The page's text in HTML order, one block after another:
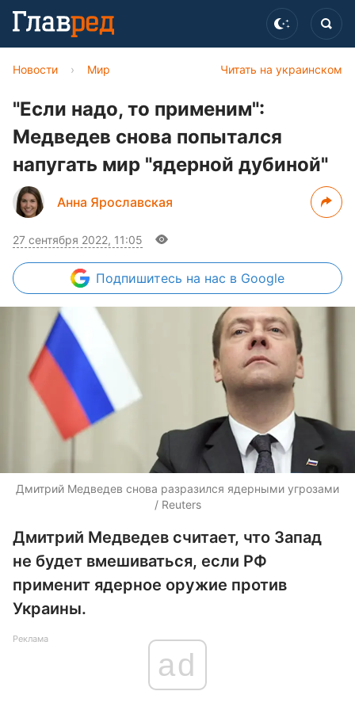
Читать на украинском
Новости › Мир
"Если надо, то применим":
Медведев снова попытался
напугать мир "ядерной дубиной"
Анна Ярославская
27 сентября 2022, 11:05
Подпишитесь на нас в Google
Дмитрий Медведев снова разразился ядерными угрозами
/ Reuters
Дмитрий Медведев считает, что Запад
не будет вмешиваться, если РФ
применит ядерное оружие против
Украины.
Реклама
ad